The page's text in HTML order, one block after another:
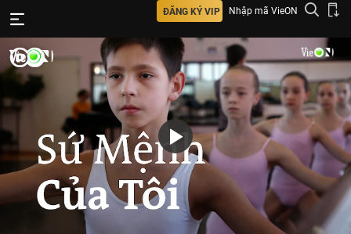
ĐĂNG KÝ VIP Nhập mã VieON